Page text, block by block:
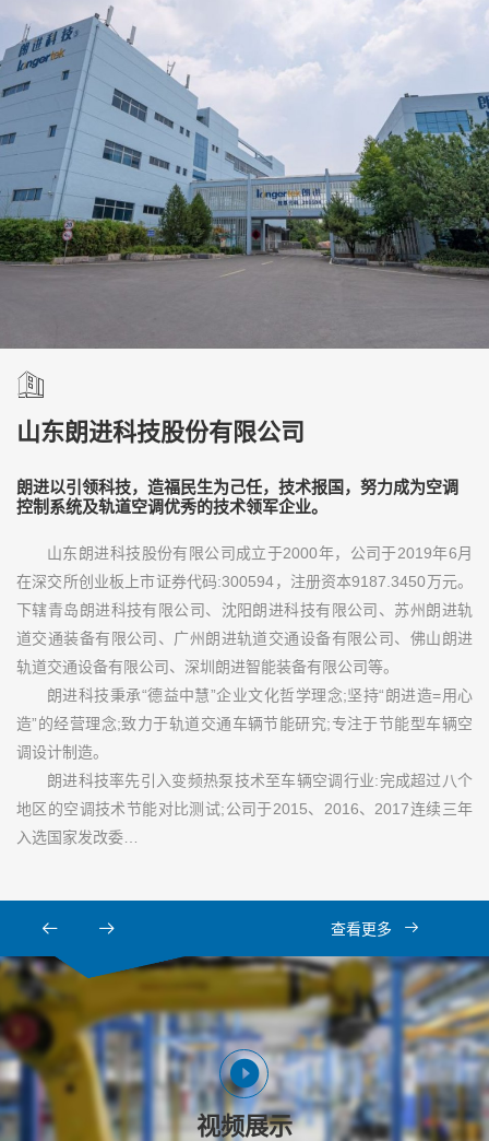
山东朗进科技股份有限公司
朗进以引领科技，造福民生为己任，技术报国，努力成为空调
控制系统及轨道空调优秀的技术领军企业。
山东朗进科技股份有限公司成立于2000年，公司于2019年6月
在深交所创业板上市证券代码:300594，注册资本9187.3450万元。
下辖青岛朗进科技有限公司、沈阳朗进科技有限公司、苏州朗进轨
道交通装备有限公司、广州朗进轨道交通设备有限公司、佛山朗进
轨道交通设备有限公司、深圳朗进智能装备有限公司等。
朗进科技秉承“德益中慧”企业文化哲学理念;坚持“朗进造=用心
造”的经营理念;致力于轨道交通车辆节能研究;专注于节能型车辆空
调设计制造。
朗进科技率先引入变频热泵技术至车辆空调行业:完成超过八个
地区的空调技术节能对比测试;公司于2015、2016、2017连续三年
入选国家发改委…
查看更多
视频展示